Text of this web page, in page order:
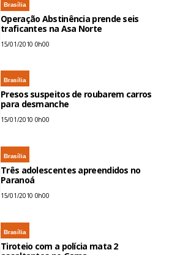
Brasília
Operação Abstinência prende seis
traficantes na Asa Norte
15/01/2010 0h00
Brasília
Presos suspeitos de roubarem carros
para desmanche
15/01/2010 0h00
Brasília
Três adolescentes apreendidos no
Paranoá
15/01/2010 0h00
Brasília
Tiroteio com a polícia mata 2